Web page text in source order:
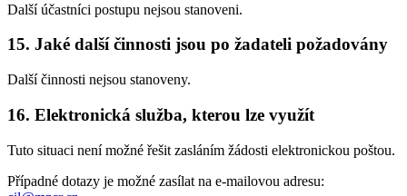
Další účastníci postupu nejsou stanoveni.
15. Jaké další činnosti jsou po žadateli požadovány
Další činnosti nejsou stanoveny.
16. Elektronická služba, kterou lze využít
Tuto situaci není možné řešit zasláním žádosti elektronickou poštou.
Případné dotazy je možné zasílat na e-mailovou adresu: